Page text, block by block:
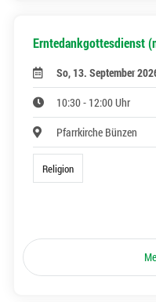
Erntedankgottesdienst
So, 13. September
10:30 - 12:00 Uhr
Pfarrkirche Bünzen
Religion